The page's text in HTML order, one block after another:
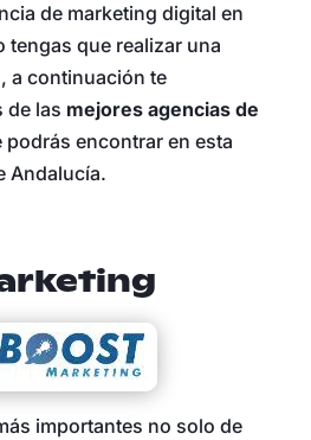
de marketing digital en
tengas que realizar una
a continuación te
de las mejores agencias de
podrás encontrar en esta
Andalucía.
importantes no solo de